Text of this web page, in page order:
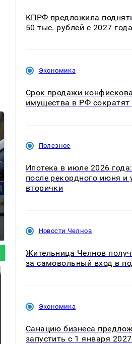
России: Европа?
КПРФ предложила
50 тыс. рублей с 2027 года
Экономика
Срок продажи
имущества в РФ сократят
Полезное
Ипотека в июле 2026
после рекордного июня и
вторички
Новости Челнов
Жительница Челнов
за самовольный вход в
Экономика
Санацию бизнеса
запустить с 1 января